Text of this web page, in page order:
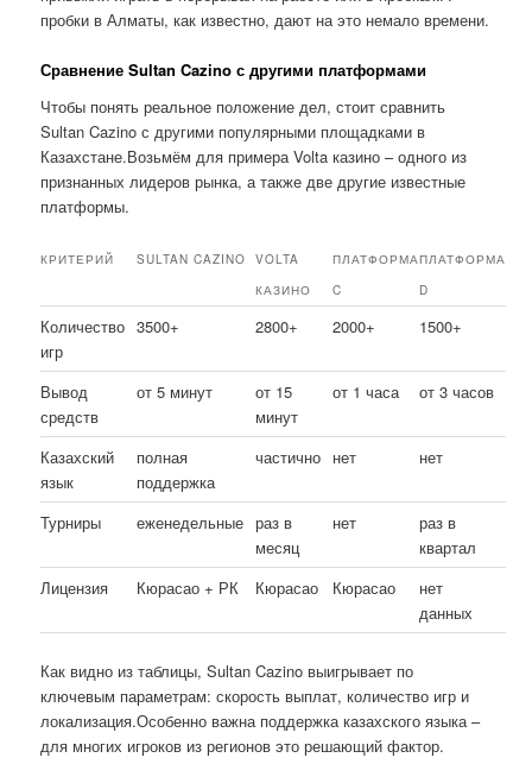
пробки в Алматы, как известно, дают на это немало времени.
Сравнение Sultan Cazino с другими платформами
Чтобы понять реальное положение дел, стоит сравнить
Sultan Cazino с другими популярными площадками в
Казахстане.Возьмём для примера Volta казино – одного из
признанных лидеров рынка, а также две другие известные
платформы.
КРИТЕРИЙ SULTAN CAZINO
VOLTA
КАЗИНО
ПЛАТФОРМА
C
ПЛАТФОРМА
D
Количество
игр
3500+ 2800+ 2000+ 1500+
Вывод
средств
от 5 минут
от 15
минут
от 1 часа от 3 часов
Казахский
язык
полная
поддержка
частично нет нет
Турниры еженедельные раз в
месяц
нет
раз в
квартал
Лицензия
Кюрасао + РК Кюрасао Кюрасао
нет
данных
Как видно из таблицы, Sultan Cazino выигрывает по
ключевым параметрам: скорость выплат, количество игр и
локализация.Особенно важна поддержка казахского языка –
для многих игроков из регионов это решающий фактор.